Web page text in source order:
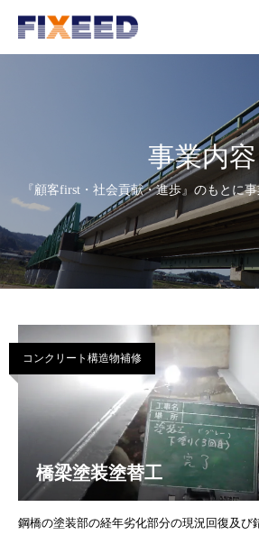
事業内容
『顧客first・社会貢献・進歩』のもとに
コンクリート構造物補修
橋梁塗装塗替工
鋼橋の塗装部の経年劣化部分の現況回復及び